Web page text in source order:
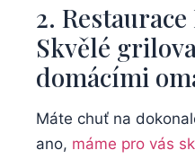
2.
Skvělé
domácími
Máte chuť na
ano, máme pro vás